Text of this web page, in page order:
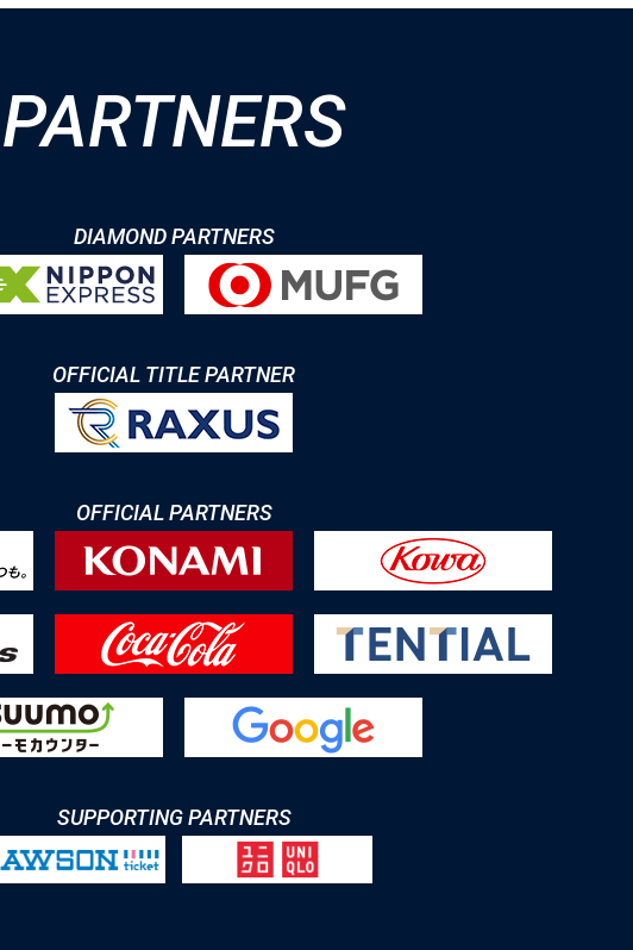
PARTNERS
DIAMOND PARTNERS
OFFICIAL TITLE PARTNER
OFFICIAL PARTNERS
SUPPORTING PARTNERS